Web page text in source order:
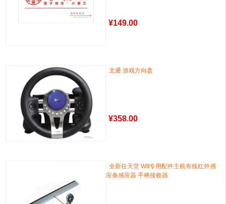
¥149.00
北通 游戏方向盘
¥358.00
全新任天堂 WII专用配件主机有线红外感
应条感应器 手柄接收器